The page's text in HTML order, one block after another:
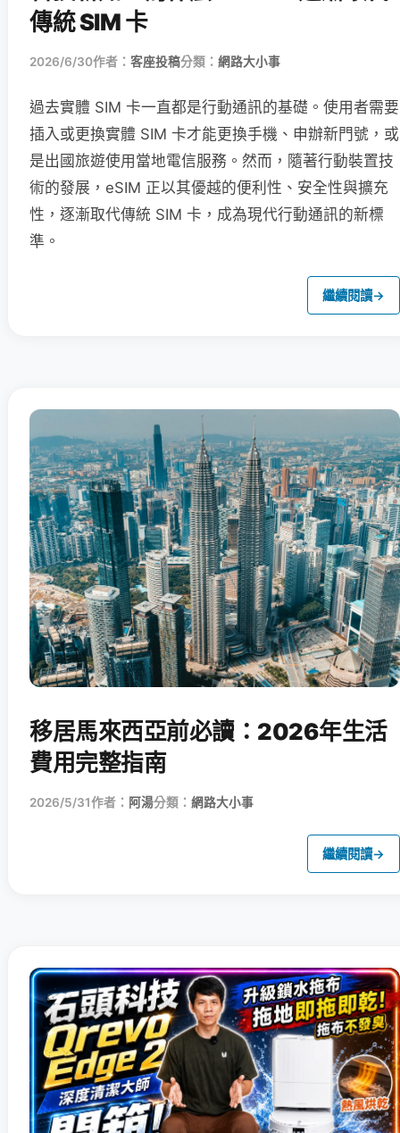
傳統 SIM 卡
2026/6/30作者： 客座投稿分類： 網路大小事
過去實體 SIM 卡一直都是行動通訊的基礎。使用者需要
插入或更換實體 SIM 卡才能更換手機、申辦新門號，或
是出國旅遊使用當地電信服務。然而，隨著行動裝置技
術的發展，eSIM 正以其優越的便利性、安全性與擴充
性，逐漸取代傳統 SIM 卡，成為現代行動通訊的新標
準。
繼續閱讀→
移居馬來西亞前必讀：2026年生活
費用完整指南
2026/5/31作者： 阿湯分類： 網路大小事
繼續閱讀→